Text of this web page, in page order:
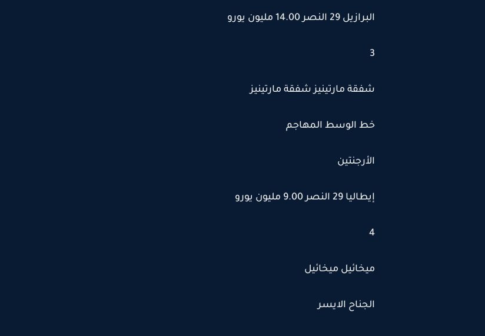
البرازيل 29 النصر 14.00 مليون يورو
3
شفقة مارتينيز شفقة مارتينيز
خط الوسط المهاجم
الأرجنتين
إيطاليا 29 النصر 9.00 مليون يورو
4
ميخائيل ميخائيل
الجناح الايسر